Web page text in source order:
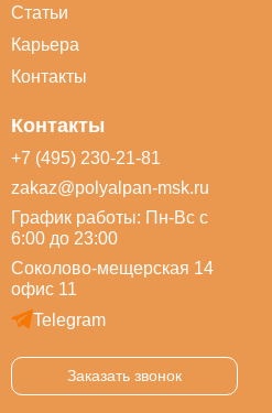
Статьи
Карьера
Контакты
Контакты
+7 (495) 230-21-81
zakaz@polyalpan-msk.ru
График работы: Пн-Вс с
6:00 до 23:00
Соколово-мещерская 14
офис 11
Telegram
Заказать звонок